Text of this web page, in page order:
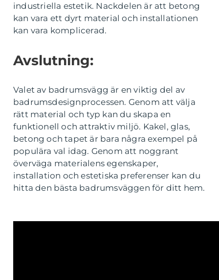
industriella estetik. Nackdelen är att betong
kan vara ett dyrt material och installationen
kan vara komplicerad.
Avslutning:
Valet av badrumsvägg är en viktig del av
badrumsdesignprocessen. Genom att välja
rätt material och typ kan du skapa en
funktionell och attraktiv miljö. Kakel, glas,
betong och tapet är bara några exempel på
populära val idag. Genom att noggrant
överväga materialens egenskaper,
installation och estetiska preferenser kan du
hitta den bästa badrumsväggen för ditt hem.